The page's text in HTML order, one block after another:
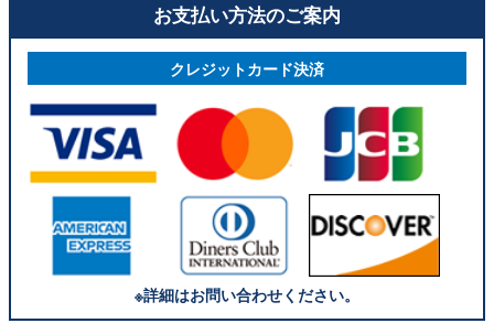
お支払い方法のご案内
クレジットカード決済
※詳細はお問い合わせください。